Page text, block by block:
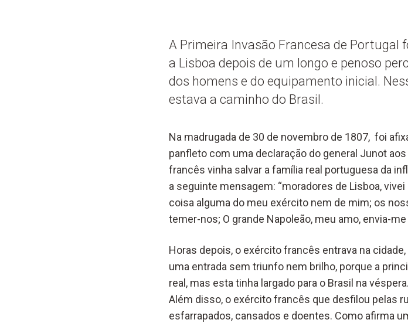
A Primeira Invasão Francesa de Portugal
a Lisboa depois de um longo e penoso
dos homens e do equipamento inicial.
estava a caminho do Brasil.
Na madrugada de 30 de novembro de 1807, foi
panfleto com uma declaração do general Junot
francês vinha salvar a família real portuguesa da
a seguinte mensagem: “moradores de Lisboa,
coisa alguma do meu exército nem de mim; os
temer-nos; O grande Napoleão, meu amo, envia-
Horas depois, o exército francês entrava na
uma entrada sem triunfo nem brilho, porque a
real, mas esta tinha largado para o Brasil na
Além disso, o exército francês que desfilou pelas
esfarrapados, cansados e doentes. Como afirma